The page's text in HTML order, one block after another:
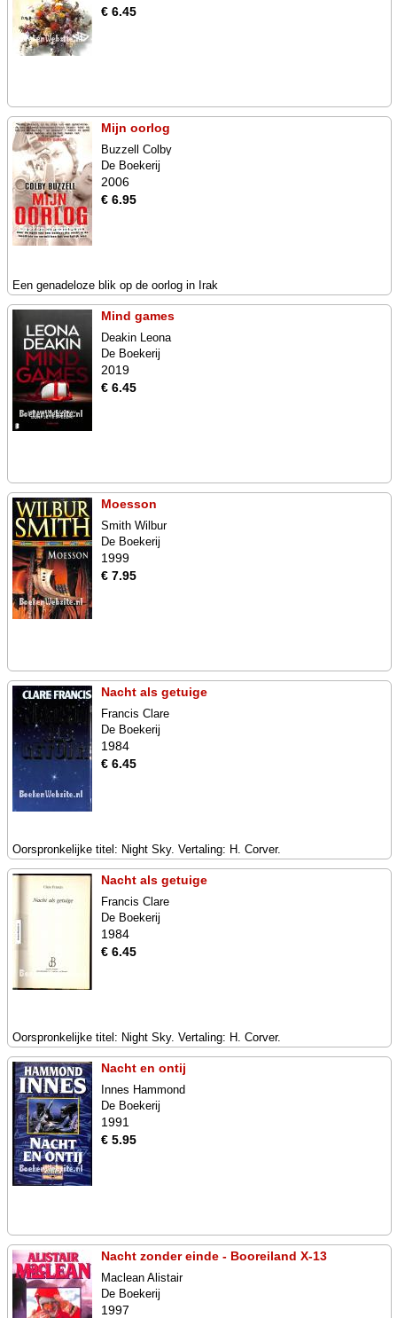
€ 6.45
Mijn oorlog
Buzzell Colby
De Boekerij
2006
€ 6.95
Een genadeloze blik op de oorlog in Irak
Mind games
Deakin Leona
De Boekerij
2019
€ 6.45
Moesson
Smith Wilbur
De Boekerij
1999
€ 7.95
Nacht als getuige
Francis Clare
De Boekerij
1984
€ 6.45
Oorspronkelijke titel: Night Sky. Vertaling: H. Corver.
Nacht als getuige
Francis Clare
De Boekerij
1984
€ 6.45
Oorspronkelijke titel: Night Sky. Vertaling: H. Corver.
Nacht en ontij
Innes Hammond
De Boekerij
1991
€ 5.95
Nacht zonder einde - Booreiland X-13
Maclean Alistair
De Boekerij
1997